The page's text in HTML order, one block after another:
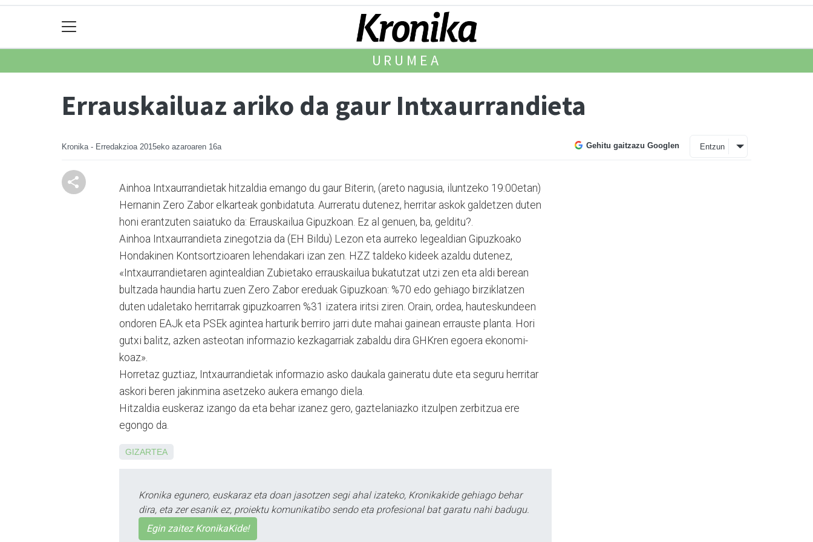
URUMEA
Errauskailuaz ariko da gaur Intxaurrandieta
Kronika - Erredakzioa 2015eko azaroaren 16a Gehitu gaitzazu Googlen Entzun
Ainhoa Intxaurrandietak hi­tzal­dia emango du gaur Bite­rin, (areto nagusia, iluntzeko 19:00etan)
Hernanin Zero Zabor elkarteak gonbidatuta. Aurreratu dutenez, herritar askok galdetzen duten
honi erantzuten saiatuko da: Errauskailua Gipuzkoan. Ez al genuen, ba, gelditu?.
Ainhoa Intxaurrandieta zinegotzia da (EH Bildu) Lezon eta aurreko legealdian Gipuz­koako
Hondakinen Kontsor­tzioa­ren lehendakari izan zen. HZZ taldeko kideek azaldu dutenez,
«Intxaurrandietaren agintealdian Zubietako erraus­kailua bukatutzat utzi zen eta aldi berean
bultzada haundia hartu zuen Zero Zabor ereduak Gipuzkoan: %70 edo gehiago birziklatzen
duten udaletako herritarrak gipuz­koa­rren %31 izatera iritsi ziren. Orain, ordea, hautes­kun­deen
ondoren EAJk eta PSEk agintea harturik berriro jarri dute mahai gainean errauste planta. Hori
gutxi balitz, azken asteotan infor­ma­zio kezkagarriak zabaldu dira GHKren egoera ekonomi­
koaz».
Horretaz guztiaz, Intxau­rran­dietak informazio asko daukala gaineratu dute eta seguru herritar
askori beren jakinmina asetzeko aukera emango diela.
Hitzaldia euskeraz izango da eta behar izanez gero, gaztelaniazko itzulpen zerbi­tzua ere
egongo da.
GIZARTEA
Kronika egunero, euskaraz eta doan jasotzen segi ahal izateko, Kronikakide gehiago behar
dira, eta zer esanik ez, proiektu komunikatibo sendo eta profesional bat garatu nahi badugu.
Egin zaitez KronikaKide!